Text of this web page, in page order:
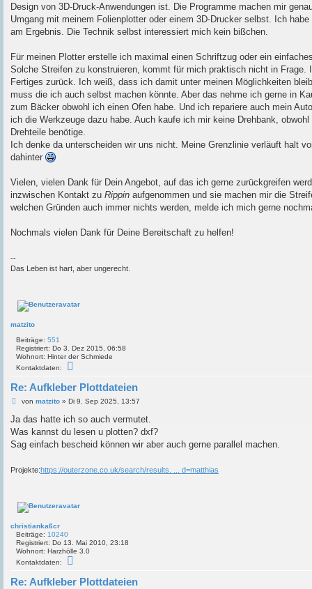
Design von 3D-Druck-Anwendungen ist. Die Programme machen mir
Umgang mit meinem Folienplotter oder einem 3D-Drucker selbst. Ich
am Ergebnis. Die Technik selbst interessiert mich kein bißchen.
Für meinen Plotter erstelle ich maximal einen Schriftzug oder ein
Solche Streifen zu konstruieren, kommt für mich praktisch nicht in Frage.
Fertiges zurück. Ich weiß, dass ich damit unter meinen Möglichkeiten
muss die ich auch selbst machen könnte. Aber das nehme ich gerne in
zum Bäcker obwohl ich einen Ofen habe. Und ich repariere auch mein
ich die Werkzeuge dazu habe. Auch kaufe ich mir keine Drehbank,
Drehteile benötige.
Ich denke da unterscheiden wir uns nicht. Meine Grenzlinie verläuft halt
dahinter
Vielen, vielen Dank für Dein Angebot, auf das ich gerne zurückgreifen
inzwischen Kontakt zu Rippin aufgenommen und sie machen mir die
welchen Gründen auch immer nichts werden, melde ich mich gerne
Nochmals vielen Dank für Deine Bereitschaft zu helfen!
--
Das Leben ist hart, aber ungerecht.
matzito
Beiträge: 551
Registriert: Do 3. Dez 2015, 06:58
Wohnort: Hinter der Schmiede
Kontaktdaten:
a
k
d
a
e
o
t
o
Re: Aufkleber Plottdateien
B
i
r
a
g
von matzito» Di 9. Sep 2025, 13:57
Ja das hatte ich so auch vermutet.
Was kannst du lesen u plotten? dxf?
Sag einfach bescheid können wir aber auch gerne parallel machen.
Projekte:https://outerzone.co.uk/search/results. ... d=matthias
christianka6cr
Beiträge: 10240
Registriert: Do 13. Mai 2010, 23:18
Wohnort: Harzhölle 3.0
Kontaktdaten:
Re: Aufkleber Plottdateien